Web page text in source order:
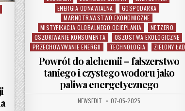
ENERGIA ODNAWIALNA
GOSPODARKA
MARNOTRAWSTWO EKONOMICZNE
MISTYFIKACJA GLOBALNEGO OCIEPLANIA
NETZERO
OSZUKIWANIE KONSUMENTA
OSZUSTWA EKOLOGICZNE
PRZECHOWYWANIE ENERGII
TECHNOLOGIA ZIELONY ŁAD
Powrót do alchemii – fałszerstwo
taniego i czystego wodoru jako
paliwa energetycznego
AUTHOR:
NEWSEDIT PUBLISHED DATE:
07-05-2025